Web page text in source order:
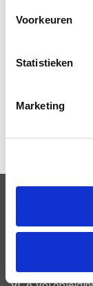
Voorkeuren
Statistieken
Marketing